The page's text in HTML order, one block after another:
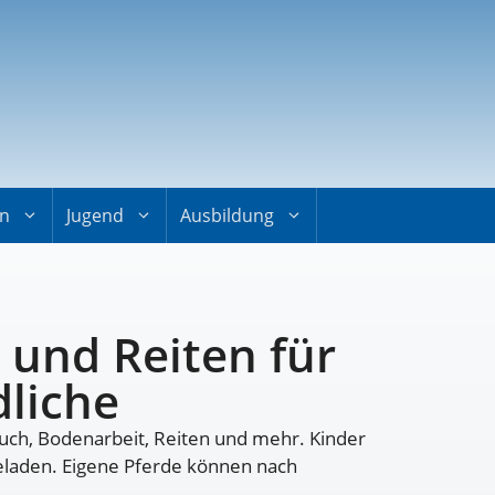
Jugend Ausbildung
Reiten für
Bodenarbeit, Reiten und mehr. Kinder
Eigene Pferde können nach